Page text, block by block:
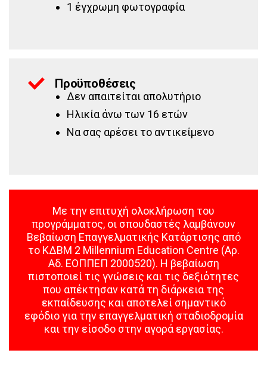
1 έγχρωμη φωτογραφία
Προϋποθέσεις
Δεν απαιτείται απολυτήριο
Ηλικία άνω των 16 ετών
Να σας αρέσει το αντικείμενο
Με την επιτυχή ολοκλήρωση του
προγράμματος, οι σπουδαστές λαμβάνουν
Βεβαίωση Επαγγελματικής Κατάρτισης από
το ΚΔΒΜ 2 Millennium Education Centre (Αρ.
Αδ. ΕΟΠΠΕΠ 2000520). Η βεβαίωση
πιστοποιεί τις γνώσεις και τις δεξιότητες
που απέκτησαν κατά τη διάρκεια της
εκπαίδευσης και αποτελεί σημαντικό
εφόδιο για την επαγγελματική σταδιοδρομία
και την είσοδο στην αγορά εργασίας.